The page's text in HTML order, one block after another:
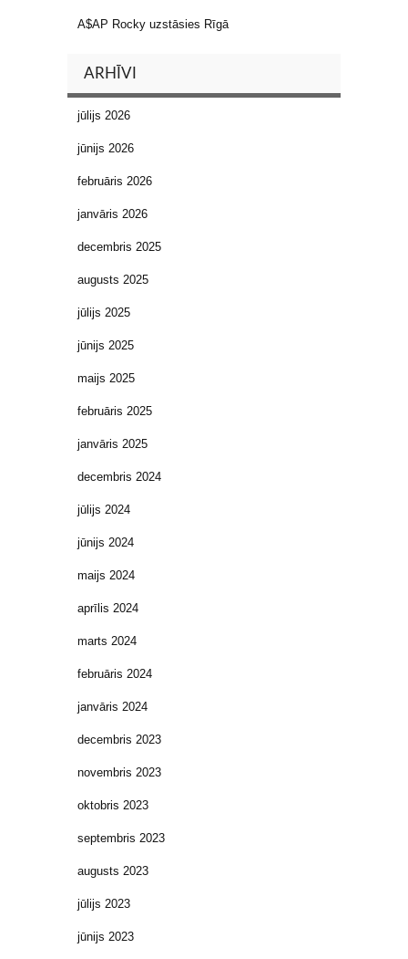
A$AP Rocky uzstāsies Rīgā
ARHĪVI
jūlijs 2026
jūnijs 2026
februāris 2026
janvāris 2026
decembris 2025
augusts 2025
jūlijs 2025
jūnijs 2025
maijs 2025
februāris 2025
janvāris 2025
decembris 2024
jūlijs 2024
jūnijs 2024
maijs 2024
aprīlis 2024
marts 2024
februāris 2024
janvāris 2024
decembris 2023
novembris 2023
oktobris 2023
septembris 2023
augusts 2023
jūlijs 2023
jūnijs 2023